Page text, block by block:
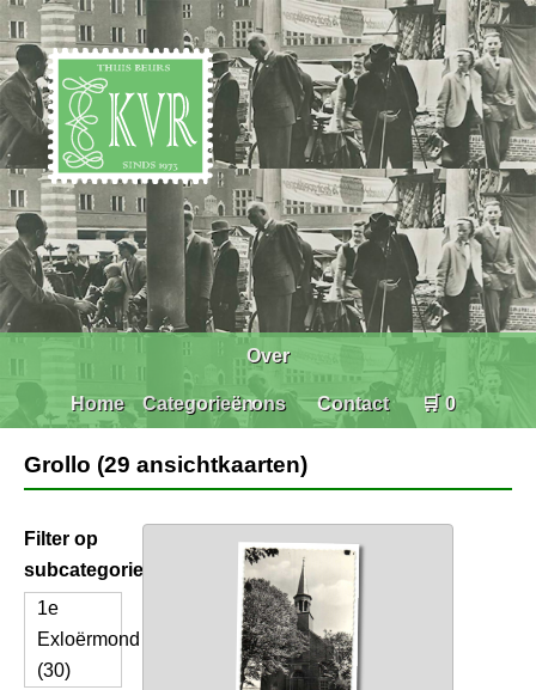
Home Categorieën
Over
ons Contact 🛒 0
Grollo (29 ansichtkaarten)
Filter op
subcategorie
1e
Exloërmond
(30)